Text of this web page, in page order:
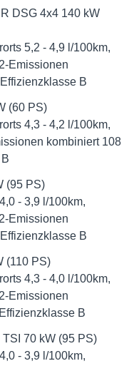
DSG 4x4 140 kW
5,2 - 4,9 l/100km,
Emissionen
B
(60 PS)
4,3 - 4,2 l/100km,
kombiniert 108
(95 PS)
- 3,9 l/100km,
Emissionen
B
(110 PS)
4,3 - 4,0 l/100km,
Emissionen
B
70 kW (95 PS)
- 3,9 l/100km,